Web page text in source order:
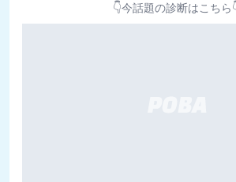
👇今話題の診断はこちら